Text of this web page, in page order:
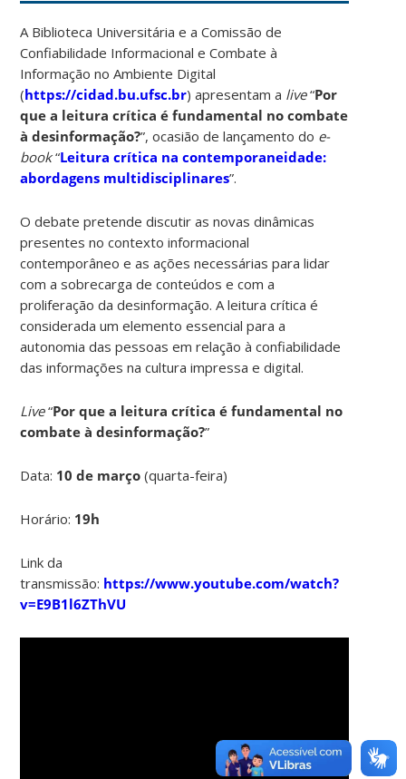
A Biblioteca Universitária e a Comissão de
Confiabilidade Informacional e Combate à
Informação no Ambiente Digital
(https://cidad.bu.ufsc.br) apresentam a live“Por
que a leitura crítica é fundamental no combate
à desinformação?”, ocasião de lançamento do e-
book“Leitura crítica na contemporaneidade:
abordagens multidisciplinares”.
O debate pretende discutir as novas dinâmicas
presentes no contexto informacional
contemporâneo e as ações necessárias para lidar
com a sobrecarga de conteúdos e com a
proliferação da desinformação. A leitura crítica é
considerada um elemento essencial para a
autonomia das pessoas em relação à confiabilidade
das informações na cultura impressa e digital.
Live“Por que a leitura crítica é fundamental no
combate à desinformação?”
Data: 10 de março(quarta-feira)
Horário: 19h
Link da
transmissão: https://www.youtube.com/watch?
v=E9B1l6ZThVU